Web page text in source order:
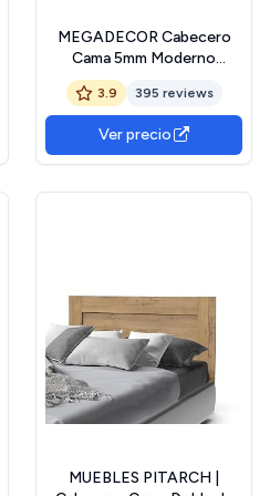
MEGADECOR Cabecero
Cama 5mm Moderno
Mandala, Minimalista.
Modelo Quinnipiac
(150x60cm), Cabecero
Resistente y Elegante.
Cabecero de Cama
3.9 395 reviews
Ver precio
MUEBLES PITARCH |